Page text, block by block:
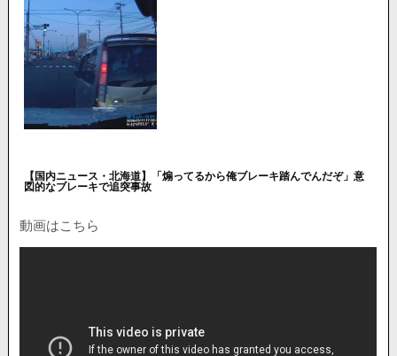
【国内ニュース・北海道】「煽ってるから俺ブレーキ踏んでんだぞ」意
図的なブレーキで追突事故
動画はこちら